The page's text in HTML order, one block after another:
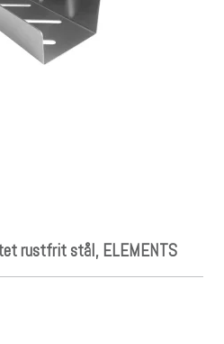
rustfrit stål, ELEMENTS